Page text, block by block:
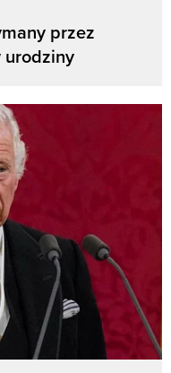
przez
urodziny